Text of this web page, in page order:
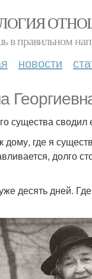
в правильном
новости
существа
дому, где я
долго
десять дней.